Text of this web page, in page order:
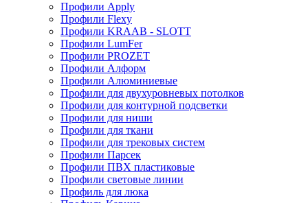
Профили Apply
Профили Flexy
Профили KRAAB - SLOTT
Профили LumFer
Профили PROZET
Профили Алформ
Профили Алюминиевые
Профили для двухуровневых потолков
Профили для контурной подсветки
Профили для ниши
Профили для ткани
Профили для трековых систем
Профили Парсек
Профили ПВХ пластиковые
Профили световые линии
Профиль для люка